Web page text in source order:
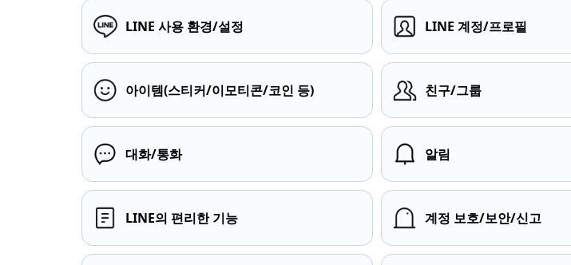
LINE 사용 환경/설정 LINE 계정/프로필
아이템(스티커/이모티콘/코인 등) 친구/그룹
대화/통화 알림
LINE의 편리한 기능 계정 보호/보안/신고